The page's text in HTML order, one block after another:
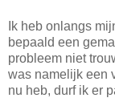
Ik heb onlangs
bepaald een
probleem niet
was namelijk een
nu heb, durf ik er